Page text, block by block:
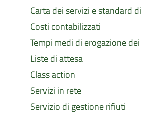
Carta dei servizi e standard
Costi contabilizzati
Tempi medi di erogazione
Liste di attesa
Class action
Servizi in rete
Servizio di gestione rifiuti